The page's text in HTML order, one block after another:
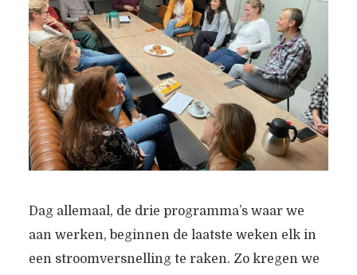
Dag allemaal, de drie programma’s waar we
aan werken, beginnen de laatste weken elk in
een stroomversnelling te raken. Zo kregen we